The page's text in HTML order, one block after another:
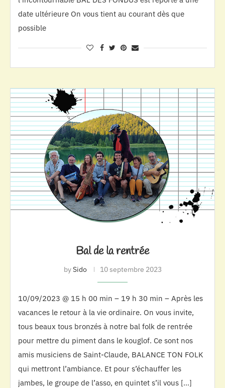
date ultérieure On vous tient au courant dès que
possible
Bal de la rentrée
bySido 10 septembre 2023
10/09/2023 @ 15 h 00 min – 19 h 30 min – Après les
vacances le retour à la vie ordinaire. On vous invite,
tous beaux tous bronzés à notre bal folk de rentrée
pour mettre du piment dans le kouglof. Ce sont nos
amis musiciens de Saint-Claude, BALANCE TON FOLK
qui mettront l’ambiance. Et pour s’échauffer les
jambes, le groupe de l’asso, en quintet s’il vous […]